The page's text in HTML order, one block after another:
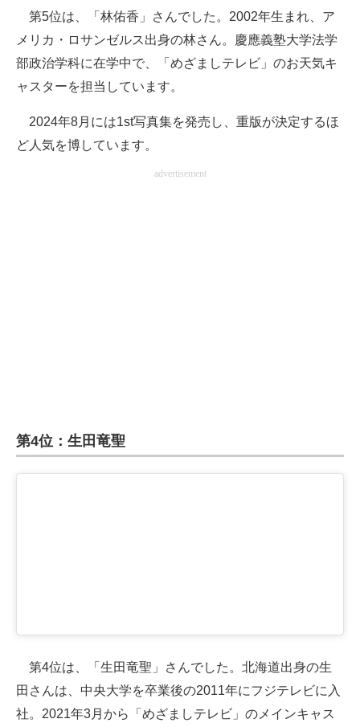
第5位は、「林佑香」さんでした。2002年生まれ、ア
メリカ・ロサンゼルス出身の林さん。慶應義塾大学法学
部政治学科に在学中で、「めざましテレビ」のお天気キ
ャスターを担当しています。
2024年8月には1st写真集を発売し、重版が決定するほ
ど人気を博しています。
advertisement
第4位：生田竜聖
第4位は、「生田竜聖」さんでした。北海道出身の生
田さんは、中央大学を卒業後の2011年にフジテレビに入
社。2021年3月から「めざましテレビ」のメインキャス